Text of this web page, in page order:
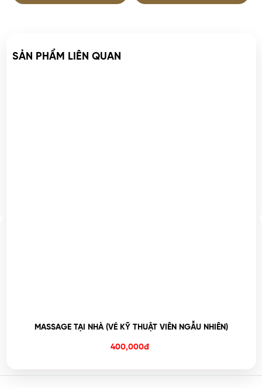
QUY TRÌNH MASSAGE LIÊN HỆ
MASSAGE TẠI NHÀ (VÉ KỸ THUẬT VIÊN NGẪU NHIÊN)